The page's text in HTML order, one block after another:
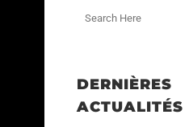
DERNIÈRES
ACTUALITÉS